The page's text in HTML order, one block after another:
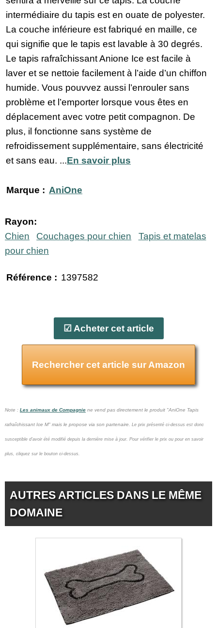
intermédiaire du tapis est en ouate de polyester.
La couche inférieure est fabriqué en maille, ce
qui signifie que le tapis est lavable à 30 degrés.
Le tapis rafraîchissant Anione Ice est facile à
laver et se nettoie facilement à l’aide d’un chiffon
humide. Vous pouvvez aussi l’enrouler sans
problème et l’emporter lorsque vous êtes en
déplacement avec votre petit compagnon. De
plus, il fonctionne sans système de
refroidissement supplémentaire, sans électricité
et sans eau. ...En savoir plus
Marque : AniOne
Rayon:
Chien
Couchages pour chien
Tapis et matelas
pour chien
Référence : 1397582
☑ Acheter cet article
Rechercher cet article sur Amazon
Note : Les animaux de Compagnie ne vend pas directement le produit "AniOne Tapis
rafraîchissant Ice M" mais le propose via son partenaire. Le prix présenté ci-dessus est donc
susceptible d'avoir été modifié depuis la dernière mise à jour. Pour vérifier le prix ou pour en savoir
plus, cliquez sur le bouton ci-dessus.
AUTRES ARTICLES DANS LE MÊME
DOMAINE